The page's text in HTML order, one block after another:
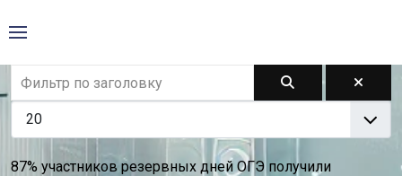
87% участников резервных дней ОГЭ получили